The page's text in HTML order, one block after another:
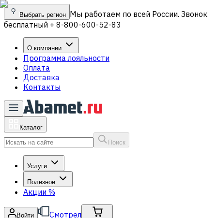
Выбрать регион Мы работаем по всей России. Звонок
бесплатный + 8-800-600-52-83
О компании
Программа лояльности
Оплата
Доставка
Контакты
Каталог
Поиск
Услуги
Полезное
Акции %
Войти Смотрел